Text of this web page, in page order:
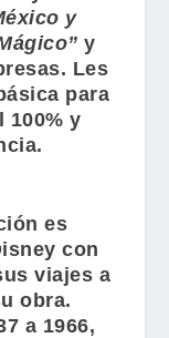
y
y
Les
para
100% y
es
con
viajes a
obra.
a 1966,